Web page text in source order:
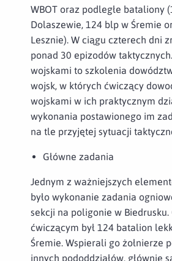
WBOT oraz podległe bataliony
Dolaszewie, 124 blp w Śremie
Lesznie). W ciągu czterech dni
ponad 30 epizodów
wojskami to szkolenia
wojsk, w których ćwiczący
wojskami w ich praktycznym
wykonania postawionego im
na tle przyjętej sytuacji
Główne zadania
Jednym z ważniejszych
było wykonanie zadania
sekcji na poligonie w Biedrusku.
ćwiczącym był 124 batalion
Śremie. Wspierali go żołnierze
innych pododdziałów, głównie